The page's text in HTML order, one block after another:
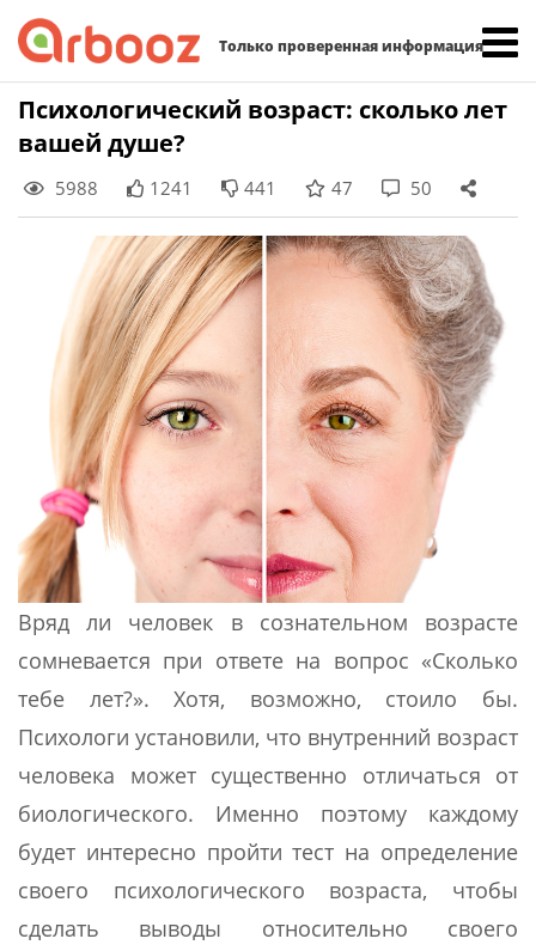
Только проверенная информация
Skip
Психологический возраст: сколько лет
вашей душе?
5988 1241 441 47 50
Вряд ли человек в сознательном возрасте
сомневается при ответе на вопрос «Сколько
тебе лет?». Хотя, возможно, стоило бы.
Психологи установили, что внутренний возраст
человека может существенно отличаться от
биологического. Именно поэтому каждому
будет интересно пройти тест на определение
своего психологического возраста, чтобы
сделать выводы относительно своего
Найти: